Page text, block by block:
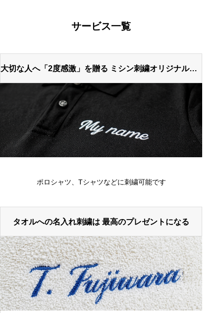
サービス一覧
大切な人へ「2度感激」を贈る ミシン刺繍オリジナルポ
ロシャツという選択
ポロシャツ、Tシャツなどに刺繍可能です
タオルへの名入れ刺繍は 最高のプレゼントになる